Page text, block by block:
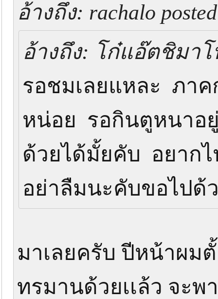
อ้างถึง: rachalo
อ้างถึง: โก๋แอ๊ตชิมาโ
รอชมเลยแหละ ภาค
หน่อย รอกินตูหนาอ
ด้วยได้มั้ยคับ อยาก
อย่าลืมนะคับขอไปด้
มาเลยครับ ปีหน้าผมตั้
ทรมานด้วยเเล้ว จะพ